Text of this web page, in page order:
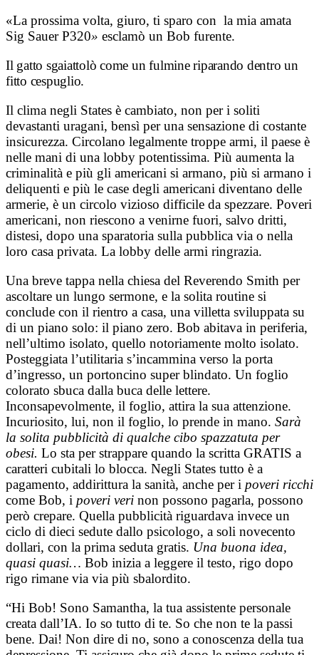
«La prossima volta, giuro, ti sparo con la mia amata
Sig Sauer P320» esclamò un Bob furente.
Il gatto sgaiattolò come un fulmine riparando dentro un
fitto cespuglio.
Il clima negli States è cambiato, non per i soliti
devastanti uragani, bensì per una sensazione di costante
insicurezza. Circolano legalmente troppe armi, il paese è
nelle mani di una lobby potentissima. Più aumenta la
criminalità e più gli americani si armano, più si armano i
deliquenti e più le case degli americani diventano delle
armerie, è un circolo vizioso difficile da spezzare. Poveri
americani, non riescono a venirne fuori, salvo dritti,
distesi, dopo una sparatoria sulla pubblica via o nella
loro casa privata. La lobby delle armi ringrazia.
Una breve tappa nella chiesa del Reverendo Smith per
ascoltare un lungo sermone, e la solita routine si
conclude con il rientro a casa, una villetta sviluppata su
di un piano solo: il piano zero. Bob abitava in periferia,
nell’ultimo isolato, quello notoriamente molto isolato.
Posteggiata l’utilitaria s’incammina verso la porta
d’ingresso, un portoncino super blindato. Un foglio
colorato sbuca dalla buca delle lettere.
Inconsapevolmente, il foglio, attira la sua attenzione.
Incuriosito, lui, non il foglio, lo prende in mano. Sarà
la solita pubblicità di qualche cibo spazzatuta per
obesi. Lo sta per strappare quando la scritta GRATIS a
caratteri cubitali lo blocca. Negli States tutto è a
pagamento, addirittura la sanità, anche per i poveri ricchi
come Bob, i poveri veri non possono pagarla, possono
però crepare. Quella pubblicità riguardava invece un
ciclo di dieci sedute dallo psicologo, a soli novecento
dollari, con la prima seduta gratis. Una buona idea,
quasi quasi… Bob inizia a leggere il testo, rigo dopo
rigo rimane via via più sbalordito.
“Hi Bob! Sono Samantha, la tua assistente personale
creata dall’IA. Io so tutto di te. So che non te la passi
bene. Dai! Non dire di no, sono a conoscenza della tua